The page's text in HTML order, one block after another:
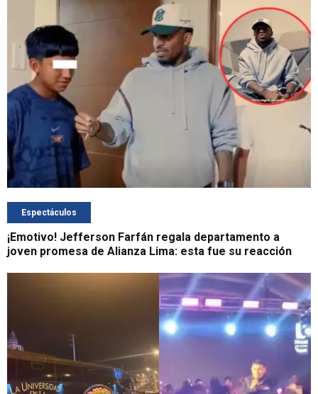
Espectáculos
¡Emotivo! Jefferson Farfán regala departamento a
joven promesa de Alianza Lima: esta fue su reacción